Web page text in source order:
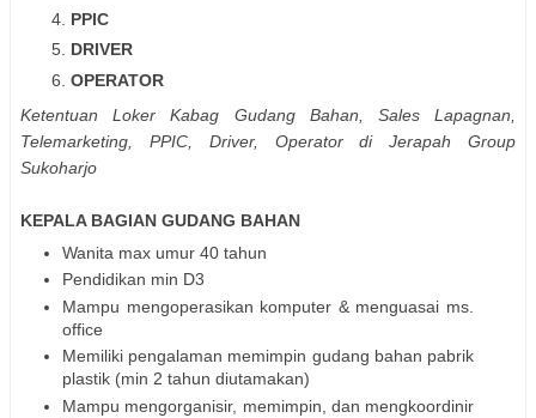
PPIC
DRIVER
OPERATOR
KetentuanLoker Kabag Gudang Bahan, Sales Lapagnan,
Telemarketing, PPIC, Driver, Operator di Jerapah Group
Sukoharjo
KEPALA BAGIAN GUDANG BAHAN
Wanita max umur 40 tahun
Pendidikan min D3
Mampu mengoperasikan komputer & menguasai ms.
office
Memiliki pengalaman memimpin gudang bahan pabrik
plastik (min 2 tahun diutamakan)
Mampu mengorganisir, memimpin, dan mengkoordinir